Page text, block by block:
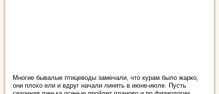
Многие бывалые птицеводы замечали, что курам было жарко,
они плохо ели и вдруг начали линять в июне-июле. Пусть